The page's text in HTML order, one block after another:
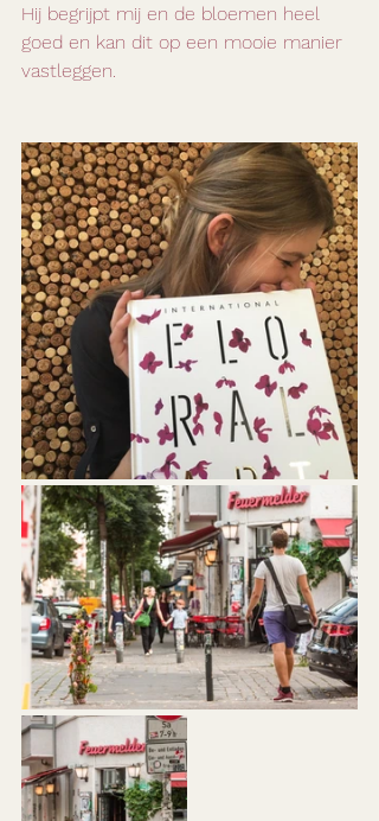
Hij begrijpt mij en de bloemen heel
goed en kan dit op een mooie manier
vastleggen.